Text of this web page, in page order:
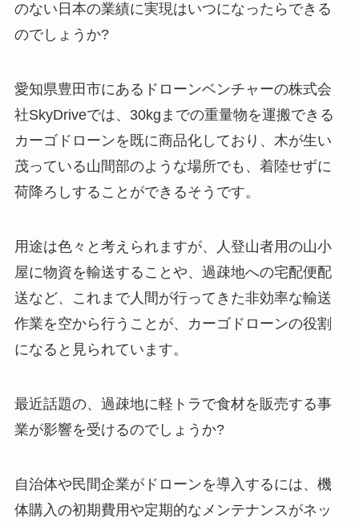
のない日本の業績に実現はいつになったらできる
のでしょうか?
愛知県豊田市にあるドローンベンチャーの株式会
社SkyDriveでは、30kgまでの重量物を運搬できる
カーゴドローンを既に商品化しており、木が生い
茂っている山間部のような場所でも、着陸せずに
荷降ろしすることができるそうです。
用途は色々と考えられますが、人登山者用の山小
屋に物資を輸送することや、過疎地への宅配便配
送など、これまで人間が行ってきた非効率な輸送
作業を空から行うことが、カーゴドローンの役割
になると見られています。
最近話題の、過疎地に軽トラで食材を販売する事
業が影響を受けるのでしょうか?
自治体や民間企業がドローンを導入するには、機
体購入の初期費用や定期的なメンテナンスがネッ